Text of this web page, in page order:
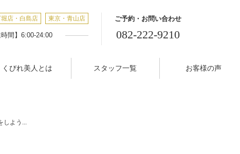
店・白島店 東京・青山店
間】6:00-24:00
ご予約・お問い合わせ
082-222-9210
くびれ美人とは スタッフ一覧 お客様の声
しよう...